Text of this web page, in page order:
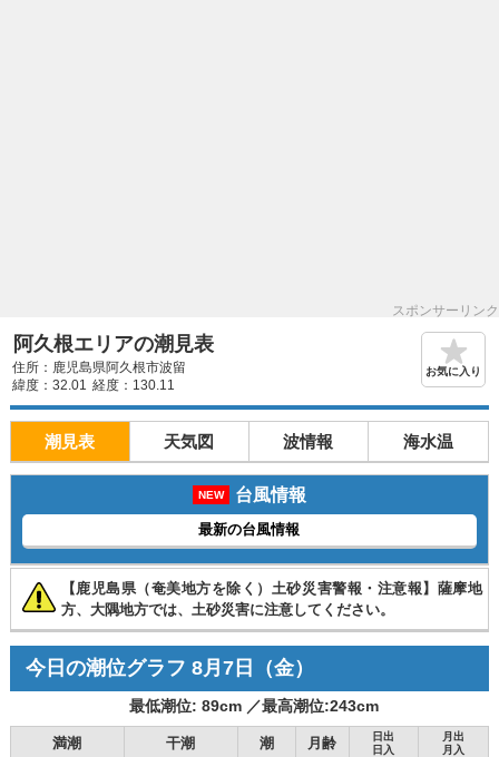
スポンサーリンク
阿久根エリアの潮見表
住所：鹿児島県阿久根市波留
緯度：32.01 経度：130.11
お気に入り
潮見表 天気図 波情報 海水温
NEW 台風情報
最新の台風情報
【鹿児島県（奄美地方を除く）土砂災害警報・注意報】薩摩地
方、大隅地方では、土砂災害に注意してください。
今日の潮位グラフ 8月7日 （金）
最低潮位: 89cm ／最高潮位:243cm
満潮 干潮 潮 月齢
日出
日入
月出
月入